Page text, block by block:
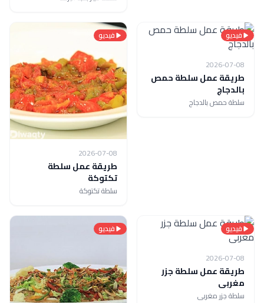
فيديو
2026-07-08
طريقة عمل سلطة حمص
بالدجاج
سلطة حمص بالدجاج
فيديو
2026-07-08
طريقة عمل سلطة
تكتوكة
سلطة تكتوكة
فيديو
2026-07-08
طريقة عمل سلطة جزر
مغربى
سلطة جزر مغربى
فيديو